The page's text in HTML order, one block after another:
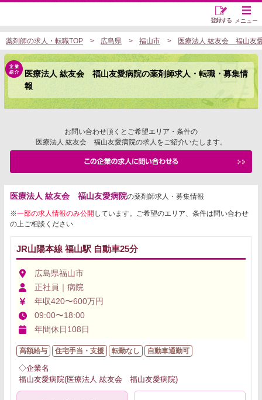
メニュー
登録する
薬剤師の求人・転職TOP 広島県 福山市 医療法人 紘友会 福山友
医療法人 紘友会 福山友愛病院の薬剤師求人・転職・募集情
報
お問い合わせ頂くとご希望エリア・条件の
医療法人 紘友会 福山友愛病院の求人をご紹介いたします。
医療法人 紘友会 福山友愛病院の薬剤師求人・募集情報
※一部の求人情報のみ公開 しています。ご希望のエリア、条件は問い合わせ
の上ご相談ください
JR山陽本線 福山駅 自動車25分
広島県福山市
正社員｜病院
年収420〜600万円
09:00〜18:00
年間休日108日
高額給与 住宅手当・支援 転勤なし 自動車通勤可
◇企業名
福山友愛病院(医療法人 紘友会 福山友愛病院)